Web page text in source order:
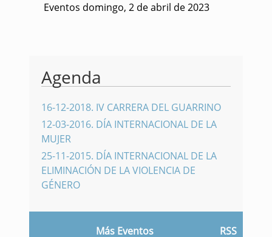
Eventos domingo, 2 de abril de 2023
Agenda
16-12-2018. IV CARRERA DEL GUARRINO
12-03-2016. DÍA INTERNACIONAL DE LA
MUJER
25-11-2015. DÍA INTERNACIONAL DE LA
ELIMINACIÓN DE LA VIOLENCIA DE
GÉNERO
Más Eventos RSS